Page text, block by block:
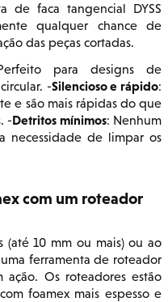
de faca tangencial DYSS
qualquer chance de
das peças cortadas.
para designs de
-Silencioso e rápido:
e são mais rápidas do que
-Detritos mínimos: Nenhum
necessidade de limpar os
com um roteador
(até 10 mm ou mais) ou ao
ferramenta de roteador
ação. Os roteadores estão
foamex mais espesso e